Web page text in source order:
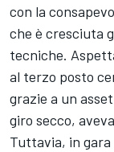
con la
che è cresciuta
tecniche.
al terzo posto
grazie a un
giro secco,
Tuttavia, in gara